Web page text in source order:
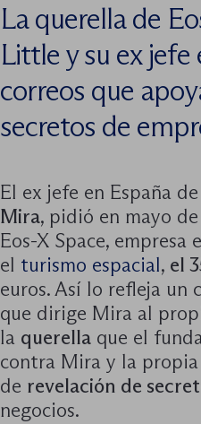
La querella de
Little y su ex
correos que
secretos de
El ex jefe en España
Mira, pidió en mayo de
Eos-X Space,
el turismo espacial, el
euros. Así lo refleja un
que dirige Mira al
la querella que el
contra Mira y la propia
de revelación de
negocios.